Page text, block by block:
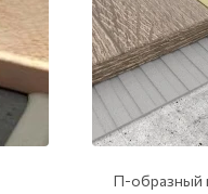
П-образный